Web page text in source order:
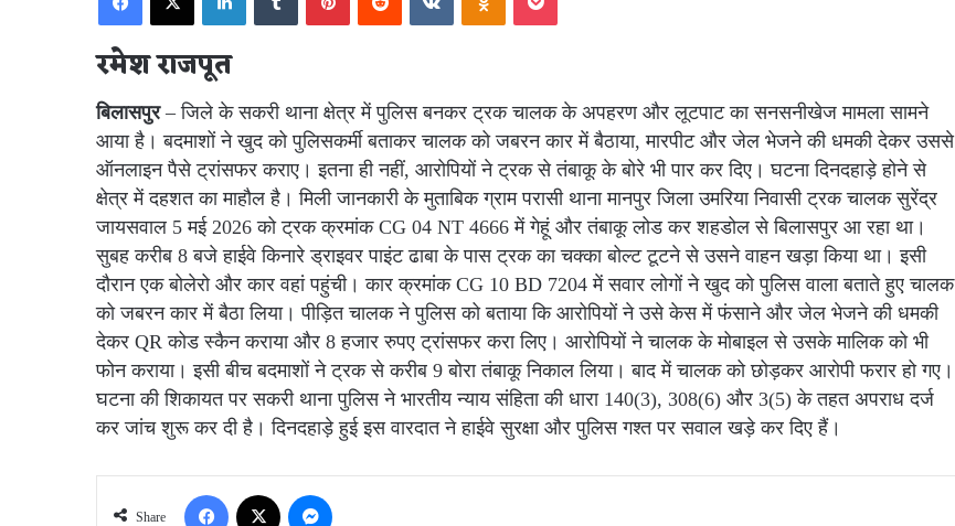
रमेश राजपूत
बिलासपुर– जिले के सकरी थाना क्षेत्र में पुलिस बनकर ट्रक चालक के अपहरण और लूटपाट का सनसनीखेज मामला सामने
आया है। बदमाशों ने खुद को पुलिसकर्मी बताकर चालक को जबरन कार में बैठाया, मारपीट और जेल भेजने की धमकी देकर उससे
ऑनलाइन पैसे ट्रांसफर कराए। इतना ही नहीं, आरोपियों ने ट्रक से तंबाकू के बोरे भी पार कर दिए। घटना दिनदहाड़े होने से
क्षेत्र में दहशत का माहौल है। मिली जानकारी के मुताबिक ग्राम परासी थाना मानपुर जिला उमरिया निवासी ट्रक चालक सुरेंद्र
जायसवाल 5 मई 2026 को ट्रक क्रमांक CG 04 NT 4666 में गेहूं और तंबाकू लोड कर शहडोल से बिलासपुर आ रहा था।
सुबह करीब 8 बजे हाईवे किनारे ड्राइवर पाइंट ढाबा के पास ट्रक का चक्का बोल्ट टूटने से उसने वाहन खड़ा किया था। इसी
दौरान एक बोलेरो और कार वहां पहुंची। कार क्रमांक CG 10 BD 7204 में सवार लोगों ने खुद को पुलिस वाला बताते हुए चालक
को जबरन कार में बैठा लिया। पीड़ित चालक ने पुलिस को बताया कि आरोपियों ने उसे केस में फंसाने और जेल भेजने की धमकी
देकर QR कोड स्कैन कराया और 8 हजार रुपए ट्रांसफर करा लिए। आरोपियों ने चालक के मोबाइल से उसके मालिक को भी
फोन कराया। इसी बीच बदमाशों ने ट्रक से करीब 9 बोरा तंबाकू निकाल लिया। बाद में चालक को छोड़कर आरोपी फरार हो गए।
घटना की शिकायत पर सकरी थाना पुलिस ने भारतीय न्याय संहिता की धारा 140(3), 308(6) और 3(5) के तहत अपराध दर्ज
कर जांच शुरू कर दी है। दिनदहाड़े हुई इस वारदात ने हाईवे सुरक्षा और पुलिस गश्त पर सवाल खड़े कर दिए हैं।
Share
Facebook